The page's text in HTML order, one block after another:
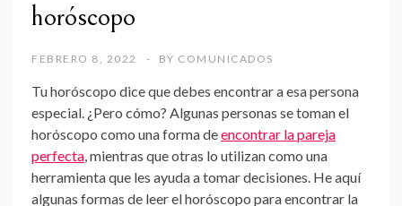
horóscopo
FEBRERO 8, 2022 BY COMUNICADOS
Tu horóscopo dice que debes encontrar a esa persona
especial. ¿Pero cómo? Algunas personas se toman el
horóscopo como una forma deencontrar la pareja
perfecta, mientras que otras lo utilizan como una
herramienta que les ayuda a tomar decisiones. He aquí
algunas formas de leer el horóscopo para encontrar la